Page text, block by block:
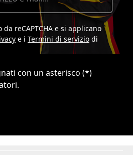
reCAPTCHA e si applicano
e i Termini di servizio di
con un asterisco (*)